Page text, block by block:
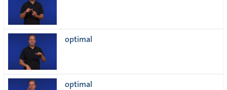
optimal
optimal